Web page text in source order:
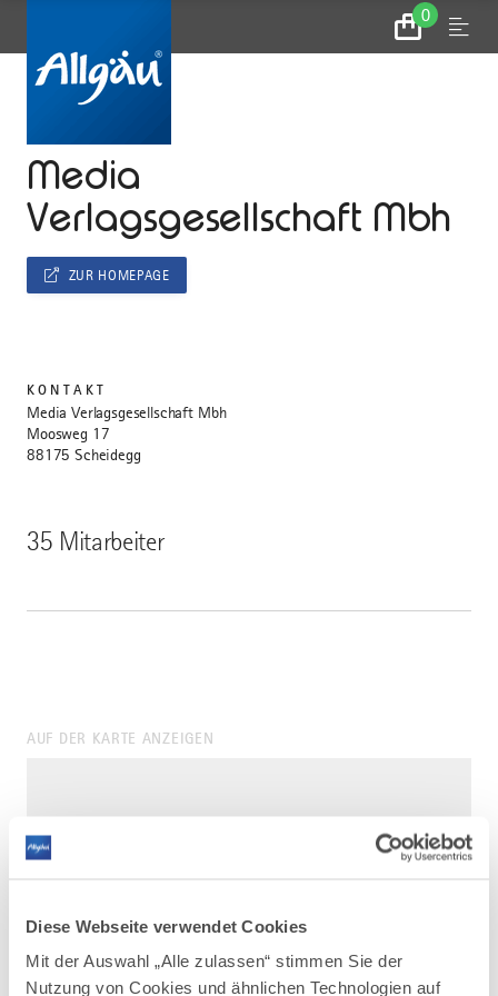
Diese Webseite verwendet Cookies
Mit der Auswahl „Alle zulassen“ stimmen Sie der
Nutzung von Cookies und ähnlichen Technologien auf
0
Zum
Warenkorb
Menu
Media
Verlagsgesellschaft Mbh
35 Mitarbeiter
ZUR HOMEPAGE
KONTAKT
Media Verlagsgesellschaft Mbh
Moosweg 17
88175 Scheidegg
AUF DER KARTE ANZEIGEN